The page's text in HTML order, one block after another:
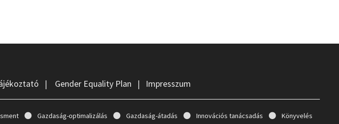
| Gender Equality Plan | Impresszum
Gazdaság-optimalizálás Gazdaság-átadás Innovációs tanácsadás Könyvelés